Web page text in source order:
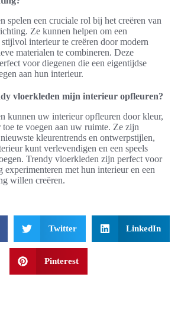
spelen een cruciale rol bij het creëren van
Ze kunnen helpen om een
stijlvol interieur te creëren door modern
materialen te combineren. Deze
voor diegenen die een eigentijdse
aan hun interieur.
vloerkleden mijn interieur opfleuren?
kunnen uw interieur opfleuren door kleur,
te voegen aan uw ruimte. Ze zijn
kleurentrends en ontwerpstijlen,
kunt verlevendigen en een speels
Trendy vloerkleden zijn perfect voor
experimenteren met hun interieur en een
willen creëren.
Twitter LinkedIn
Pinterest